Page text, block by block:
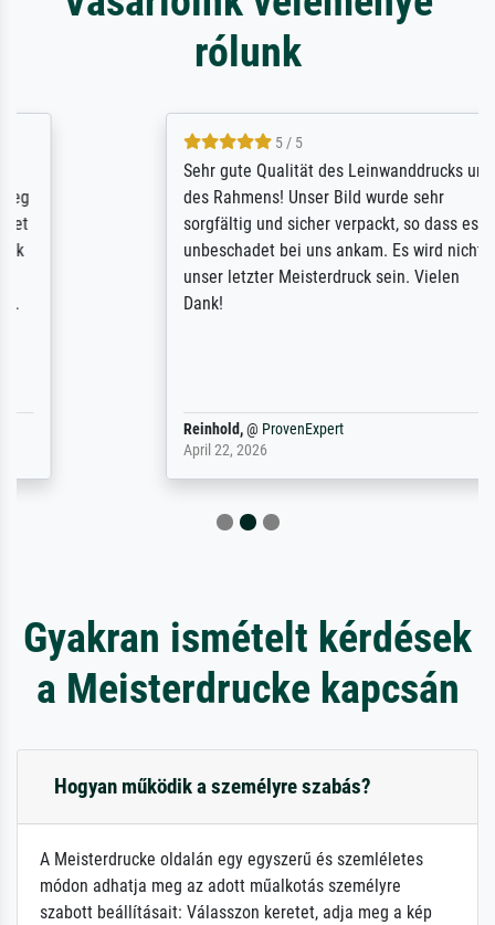
rólunk
5 / 5
Sehr gute Qualität des Leinwanddrucks und
des Rahmens! Unser Bild wurde sehr
sorgfältig und sicher verpackt, so dass es
unbeschadet bei uns ankam. Es wird nicht
unser letzter Meisterdruck sein. Vielen
ProvenExpert
Gyakran ismételt kérdések
a Meisterdrucke kapcsán
Hogyan működik a személyre szabás?
A Meisterdrucke oldalán egy egyszerű és szemléletes
módon adhatja meg az adott műalkotás személyre
szabott beállításait: Válasszon keretet, adja meg a kép